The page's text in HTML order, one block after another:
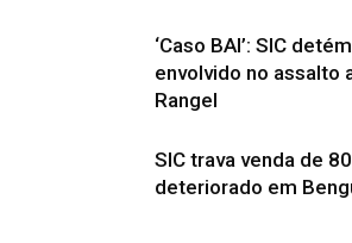
‘Caso BAI’: SIC
envolvido no assalto
Rangel
SIC trava venda de
deteriorado em